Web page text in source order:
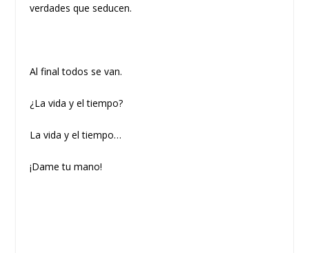
verdades que seducen.
Al final todos se van.
¿La vida y el tiempo?
La vida y el tiempo…
¡Dame tu mano!